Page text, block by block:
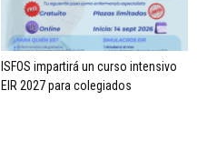
ISFOS impartirá un curso intensivo
EIR 2027 para colegiados